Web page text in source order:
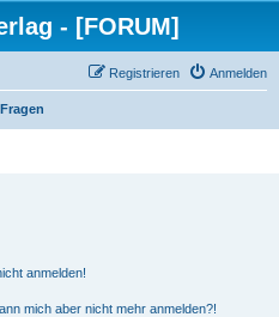
- [FORUM]
Anmelden
Registrieren
anmelden!
mich aber nicht mehr anmelden?!